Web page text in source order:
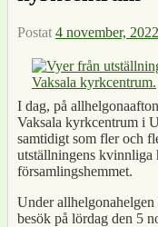
Postat 4 november, 2022
I dag, på
Vaksala kyrkcentrum i
samtidigt som fler och
utställningens kvinnliga
församlingshemmet.
Under
besök på lördag den 5